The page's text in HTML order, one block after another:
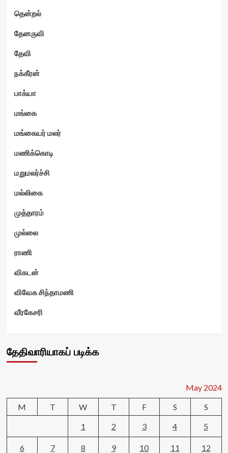
தென்றல்
தேனருவி
தேவி
நக்கீரன்
பாக்யா
மங்கை
மங்கையர் மலர்
மணிக்கொடி
மறுமலர்ச்சி
மல்லிகை
முத்தாரம்
முல்லை
ராணி
விகடன்
விவேக சிந்தாமணி
வீரகேசரி
தேதிவாரியாகப் படிக்க
May 2024
M
T W T F S
S
1
2 3 4 5
6 7 8 9 10 11 12